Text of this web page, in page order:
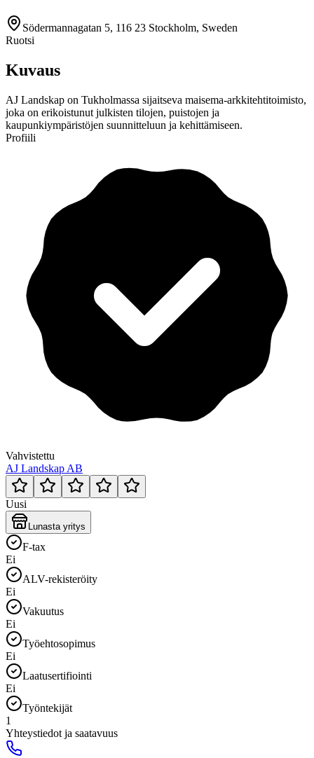
Södermannagatan 5, 116 23 Stockholm, Sweden
Ruotsi
Kuvaus
AJ Landskap on Tukholmassa sijaitseva maisema-arkkitehtitoimisto,
joka on erikoistunut julkisten tilojen, puistojen ja
kaupunkiympäristöjen suunnitteluun ja kehittämiseen.
Profiili
Vahvistettu
AJ Landskap AB
Uusi
Lunasta yritys
F-tax
Ei
ALV-rekisteröity
Ei
Vakuutus
Ei
Työehtosopimus
Ei
Laatusertifiointi
Ei
Työntekijät
1
Yhteystiedot ja saatavuus